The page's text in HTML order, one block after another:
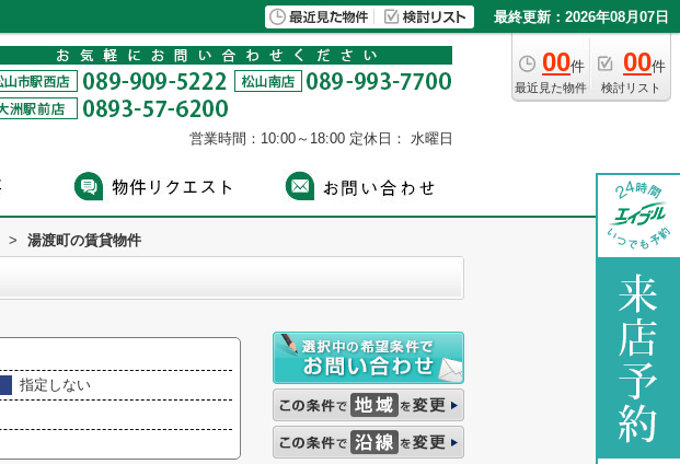
最終更新：2026年08月07日
00件
最近見た物件
00件
検討リスト
営業時間：10:00～18:00 定休日： 水曜日
> 湯渡町の賃貸物件
指定しない